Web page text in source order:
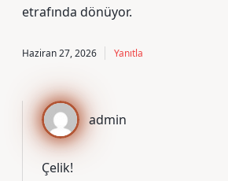
etrafında dönüyor.
Haziran 27, 2026 Yanıtla
admin
Çelik!